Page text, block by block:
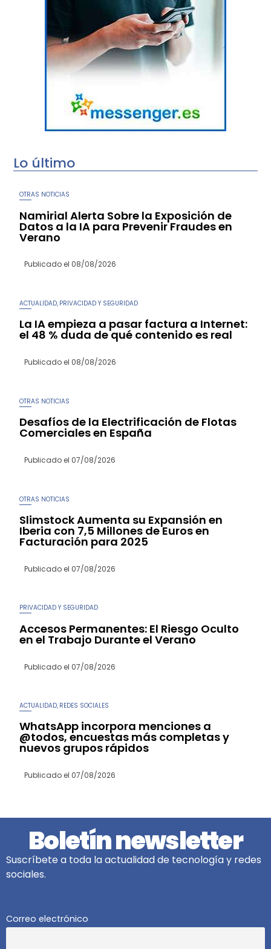
Lo último
OTRAS NOTICIAS
Namirial Alerta Sobre la Exposición de
Datos a la IA para Prevenir Fraudes en
Verano
Publicado el 08/08/2026
ACTUALIDAD PRIVACIDAD Y SEGURIDAD
La IA empieza a pasar factura a Internet:
el 48 % duda de qué contenido es real
Publicado el 08/08/2026
OTRAS NOTICIAS
Desafíos de la Electrificación de Flotas
Comerciales en España
Publicado el 07/08/2026
OTRAS NOTICIAS
Slimstock Aumenta su Expansión en
Iberia con 7,5 Millones de Euros en
Facturación para 2025
Publicado el 07/08/2026
PRIVACIDAD Y SEGURIDAD
Accesos Permanentes: El Riesgo Oculto
en el Trabajo Durante el Verano
Publicado el 07/08/2026
ACTUALIDAD REDES SOCIALES
WhatsApp incorpora menciones a
@todos, encuestas más completas y
nuevos grupos rápidos
Publicado el 07/08/2026
Boletín newsletter
Suscríbete a toda la actualidad de tecnología y redes
sociales.
Correo electrónico